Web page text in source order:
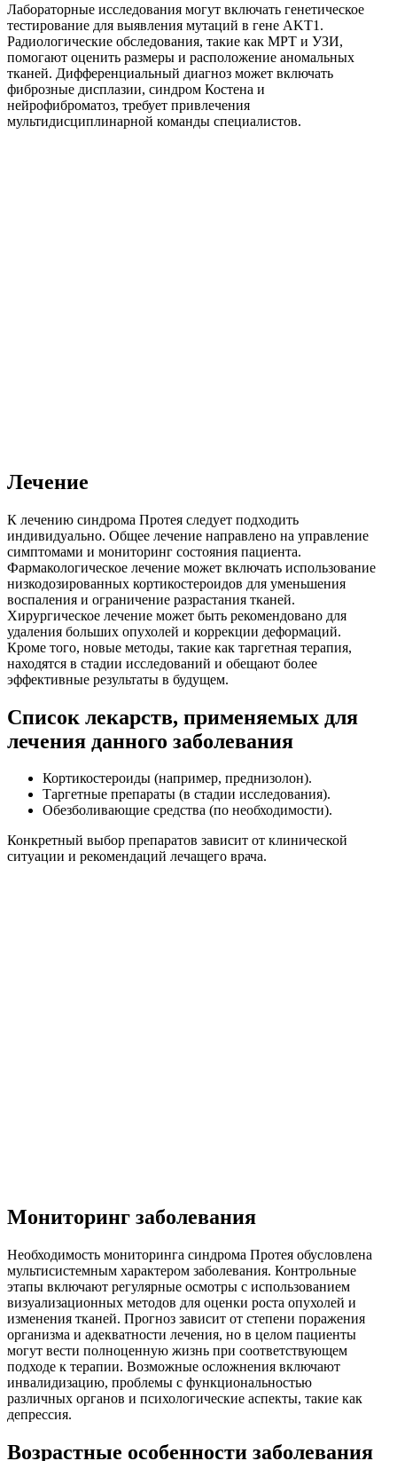
Лабораторные исследования могут включать генетическое
тестирование для выявления мутаций в гене AKT1.
Радиологические обследования, такие как МРТ и УЗИ,
помогают оценить размеры и расположение аномальных
тканей. Дифференциальный диагноз может включать
фиброзные дисплазии, синдром Костена и
нейрофиброматоз, требует привлечения
мультидисциплинарной команды специалистов.
Лечение
К лечению синдрома Протея следует подходить
индивидуально. Общее лечение направлено на управление
симптомами и мониторинг состояния пациента.
Фармакологическое лечение может включать использование
низкодозированных кортикостероидов для уменьшения
воспаления и ограничение разрастания тканей.
Хирургическое лечение может быть рекомендовано для
удаления больших опухолей и коррекции деформаций.
Кроме того, новые методы, такие как таргетная терапия,
находятся в стадии исследований и обещают более
эффективные результаты в будущем.
Список лекарств, применяемых для
лечения данного заболевания
Кортикостероиды (например, преднизолон).
Таргетные препараты (в стадии исследования).
Обезболивающие средства (по необходимости).
Конкретный выбор препаратов зависит от клинической
ситуации и рекомендаций лечащего врача.
Мониторинг заболевания
Необходимость мониторинга синдрома Протея обусловлена
мультисистемным характером заболевания. Контрольные
этапы включают регулярные осмотры с использованием
визуализационных методов для оценки роста опухолей и
изменения тканей. Прогноз зависит от степени поражения
организма и адекватности лечения, но в целом пациенты
могут вести полноценную жизнь при соответствующем
подходе к терапии. Возможные осложнения включают
инвалидизацию, проблемы с функциональностью
различных органов и психологические аспекты, такие как
депрессия.
Возрастные особенности заболевания